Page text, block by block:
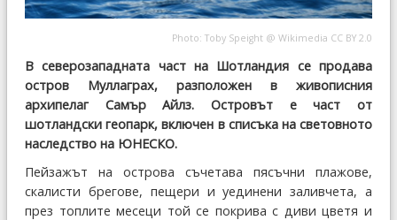
Photo: Toby Speight @ Wikimedia CC BY 2.0
В северозападната част на Шотландия се продава
остров Муллаграх, разположен в живописния
архипелаг Самър Айлз. Островът е част от
шотландски геопарк, включен в списъка на световното
наследство на ЮНЕСКО.
Пейзажът на острова съчетава пясъчни плажове,
скалисти брегове, пещери и уединени заливчета, а
през топлите месеци той се покрива с диви цветя и